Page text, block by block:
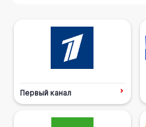
Первый канал